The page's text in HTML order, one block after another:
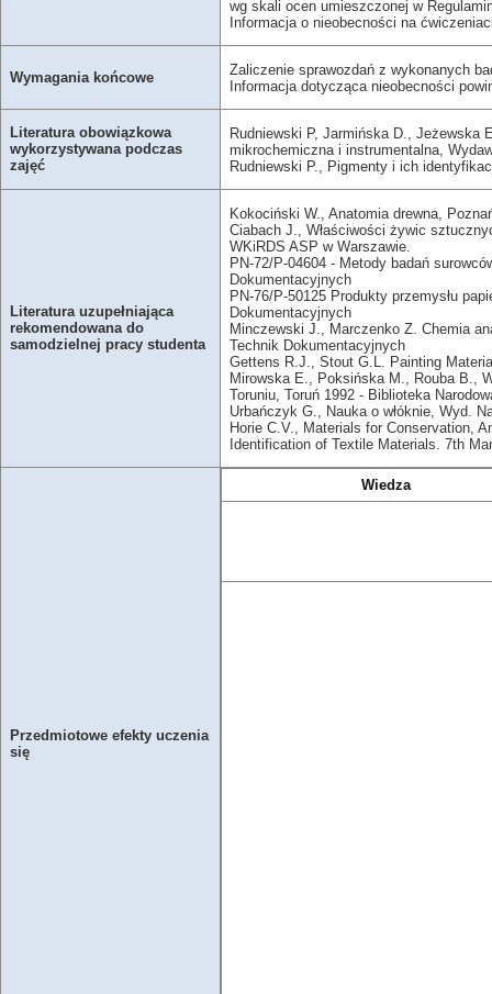
wg skali ocen umieszczonej w
Informacja o nieobecności na
Wymagania końcowe
Zaliczenie sprawozdań z wykonanych
Informacja dotycząca nieobecności
Literatura obowiązkowa
wykorzystywana podczas
zajęć
Rudniewski P, Jarmińska D., Jeżewska
mikrochemiczna i instrumentalna,
Rudniewski P., Pigmenty i ich
Literatura uzupełniająca
rekomendowana do
samodzielnej pracy studenta
Kokociński W., Anatomia drewna,
Ciabach J., Właściwości żywic
WKiRDS ASP w Warszawie.
PN-72/P-04604 - Metody badań
Dokumentacyjnych
PN-76/P-50125 Produkty przemysłu
Dokumentacyjnych
Minczewski J., Marczenko Z. Chemia
Technik Dokumentacyjnych
Gettens R.J., Stout G.L. Painting
Mirowska E., Poksińska M., Rouba B.,
Toruniu, Toruń 1992 - Biblioteka
Urbańczyk G., Nauka o włóknie, Wyd.
Horie C.V., Materials for Conservation,
Identification of Textile Materials. 7th
Przedmiotowe efekty uczenia
się
Wiedza